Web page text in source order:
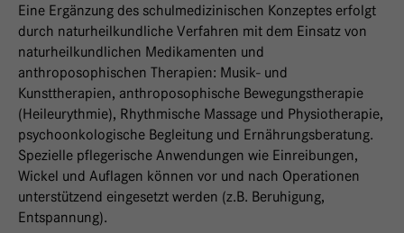
Eine Ergänzung des schulmedizinischen Konzeptes erfolgt
durch naturheilkundliche Verfahren mit dem Einsatz von
naturheilkundlichen Medikamenten und
anthroposophischen Therapien: Musik- und
Kunsttherapien, anthroposophische Bewegungstherapie
(Heileurythmie), Rhythmische Massage und Physiotherapie,
psychoonkologische Begleitung und Ernährungsberatung.
Spezielle pflegerische Anwendungen wie Einreibungen,
Wickel und Auflagen können vor und nach Operationen
unterstützend eingesetzt werden (z.B. Beruhigung,
Entspannung).